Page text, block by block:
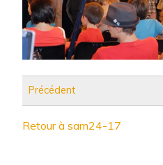
Précédent
Retour à sam24-17